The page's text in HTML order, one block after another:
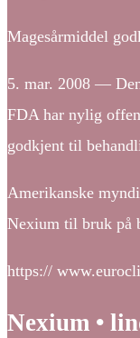
Magesårmiddel
5. mar. 2008 —
FDA har nylig
godkjent til
Amerikanske
Nexium til bruk på
https://
Nexium •